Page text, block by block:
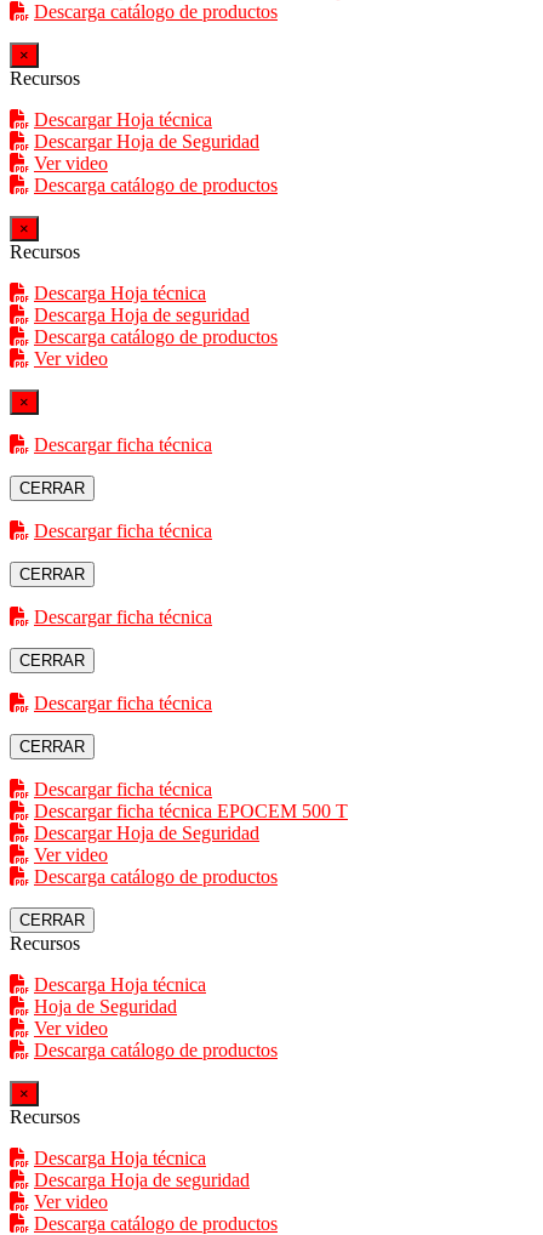
Descarga catálogo de productos
×
Recursos
Descargar Hoja técnica
Descargar Hoja de Seguridad
Ver video
Descarga catálogo de productos
×
Recursos
Descarga Hoja técnica
Descarga Hoja de seguridad
Descarga catálogo de productos
Ver video
×
Descargar ficha técnica
CERRAR
Descargar ficha técnica
CERRAR
Descargar ficha técnica
CERRAR
Descargar ficha técnica
CERRAR
Descargar ficha técnica
Descargar ficha técnica EPOCEM 500 T
Descargar Hoja de Seguridad
Ver video
Descarga catálogo de productos
CERRAR
Recursos
Descarga Hoja técnica
Hoja de Seguridad
Ver video
Descarga catálogo de productos
×
Recursos
Descarga Hoja técnica
Descarga Hoja de seguridad
Ver video
Descarga catálogo de productos